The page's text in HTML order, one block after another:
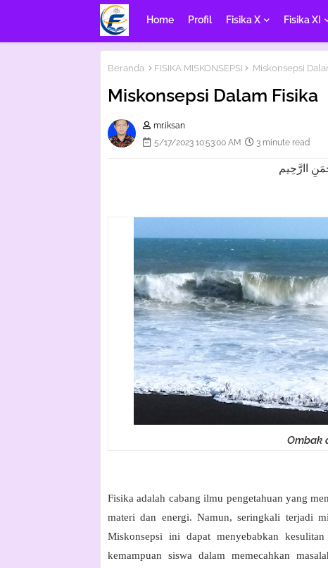
Home Profil Fisika X Fisika XI
Beranda FISIKA MISKONSEPSI Miskonsepsi
Miskonsepsi Dalam Fisika
mr.iksan
5/17/2023 10:53:00 AM
3 minute read
اارَّحِيم
Ombak
Fisika adalah cabang ilmu pengetahuan yang
materi dan energi. Namun, seringkali terjadi
Miskonsepsi ini dapat menyebabkan
kemampuan siswa dalam memecahkan